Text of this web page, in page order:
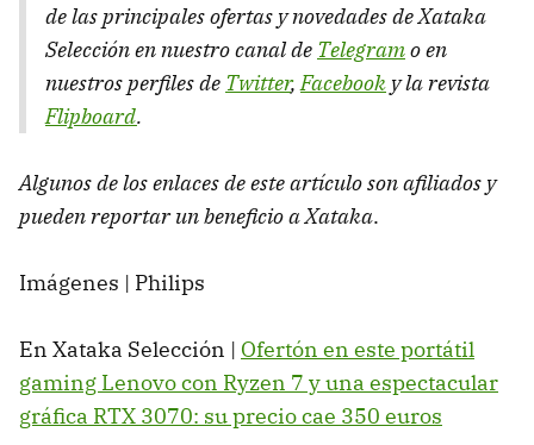
de las principales ofertas y novedades de Xataka
Selección en nuestro canal de Telegramo en
nuestros perfiles de Twitter,Facebook y la revista
Flipboard.
Algunos de los enlaces de este artículo son afiliados y
pueden reportar un beneficio a Xataka.
Imágenes | Philips
En Xataka Selección | Ofertón en este portátil
gaming Lenovo con Ryzen 7 y una espectacular
gráfica RTX 3070: su precio cae 350 euros